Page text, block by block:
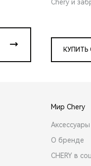
Chery и
КУПИТЬ
Мир Chery
Аксессуары
О бренде
CHERY в